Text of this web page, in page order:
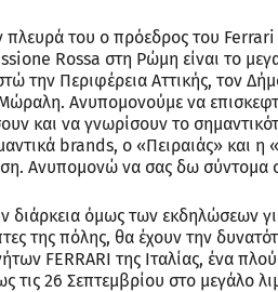
πλευρά του ο πρόεδρος του
Rossa στη Ρώμη είναι το
την Περιφέρεια Αττικής, τον
Ανυπομονούμε να
και να γνωρίσουν το
brands, ο «Πειραιάς» και
Ανυπομονώ να σας δω σύντομα
διάρκεια όμως των εκδηλώσεων
της πόλης, θα έχουν την
FERRARI της Ιταλίας, ένα
τις 26 Σεπτεμβρίου στο μεγάλο